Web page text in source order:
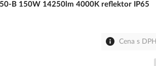
B 150W 14250lm 4000K reflektor IP65
Cena s DPH